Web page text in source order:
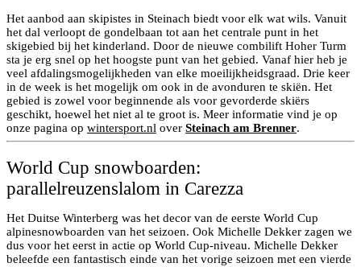
Het aanbod aan skipistes in Steinach biedt voor elk wat wils. Vanuit
het dal verloopt de gondelbaan tot aan het centrale punt in het
skigebied bij het kinderland. Door de nieuwe combilift Hoher Turm
sta je erg snel op het hoogste punt van het gebied. Vanaf hier heb je
veel afdalingsmogelijkheden van elke moeilijkheidsgraad. Drie keer
in de week is het mogelijk om ook in de avonduren te skiën. Het
gebied is zowel voor beginnende als voor gevorderde skiërs
geschikt, hoewel het niet al te groot is. Meer informatie vind je op
onze pagina op wintersport.nl over Steinach am Brenner.
World Cup snowboarden:
parallelreuzenslalom in Carezza
Het Duitse Winterberg was het decor van de eerste World Cup
alpinesnowboarden van het seizoen. Ook Michelle Dekker zagen we
dus voor het eerst in actie op World Cup-niveau. Michelle Dekker
beleefde een fantastisch einde van het vorige seizoen met een vierde